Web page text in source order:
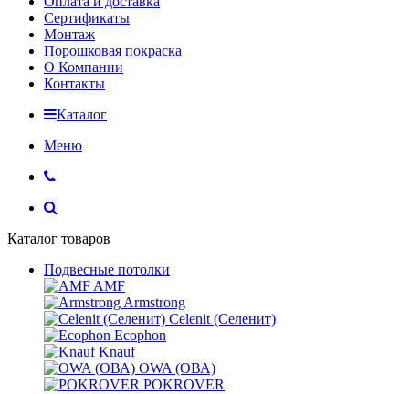
Сертификаты
Монтаж
Порошковая покраска
О Компании
Контакты
Каталог
Меню
Каталог товаров
Подвесные потолки
AMF
Armstrong
Celenit (Селенит)
Ecophon
Knauf
OWA (ОВА)
POKROVER